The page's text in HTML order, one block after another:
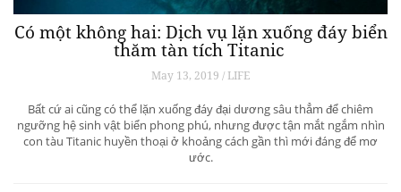
Có một không hai: Dịch vụ lặn xuống đáy biển
thăm tàn tích Titanic
May 13, 2019 / LIFE
Bất cứ ai cũng có thể lặn xuống đáy đại dương sâu thẳm để chiêm
ngưỡng hệ sinh vật biển phong phú, nhưng được tận mắt ngắm nhìn
con tàu Titanic huyền thoại ở khoảng cách gần thì mới đáng để mơ
ước.